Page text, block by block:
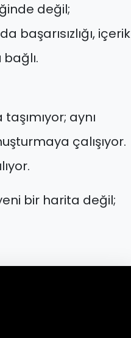
değil;
başarısızlığı, içerik
bağlı.
aynı
çalışıyor.
bir harita değil;